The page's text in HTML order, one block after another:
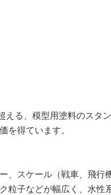
る、模型用塗料のスタン
を得ています。
、スケール（戦車、飛
粒子などが幅広く、水